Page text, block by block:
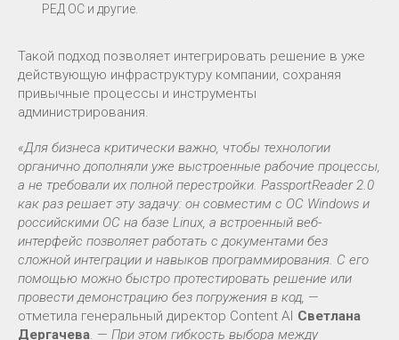
РЕД ОС и другие.
Такой подход позволяет интегрировать решение в уже
действующую инфраструктуру компании, сохраняя
привычные процессы и инструменты
администрирования.
«Для бизнеса критически важно, чтобы технологии
органично дополняли уже выстроенные рабочие процессы,
а не требовали их полной перестройки. PassportReader 2.0
как раз решает эту задачу: он совместим с ОС Windows и
российскими ОС на базе Linux, а встроенный веб-
интерфейс позволяет работать с документами без
сложной интеграции и навыков программирования. С его
помощью можно быстро протестировать решение или
провести демонстрацию без погружения в код, —
отметила генеральный директор Content AI Светлана
Дергачева. — При этом гибкость выбора между